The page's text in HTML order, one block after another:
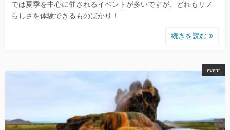
では夏季を中心に催されるイベントが多いですが、どれもリノ
らしさを体験できるものばかり！
続きを読む
event